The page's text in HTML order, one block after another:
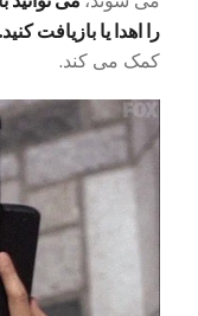
را اهدا یا بازیافت کنید.
کمک می کند.